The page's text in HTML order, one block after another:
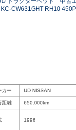
カー UD NISSAN
距離 650.000km
1996